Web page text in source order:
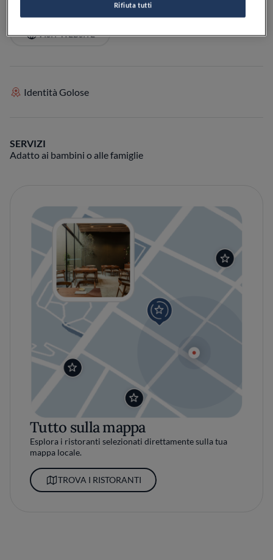
VEDI SULLA MAPPA
VISIT WEBSITE
Identità Golose
SERVIZI
Adatto ai bambini o alle famiglie
Tutto sulla mappa
Esplora i ristoranti selezionati direttamente sulla tua
mappa locale.
TROVA I RISTORANTI
Rifiuta tutti